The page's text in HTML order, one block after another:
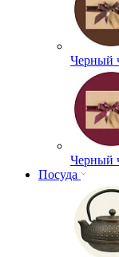
Черный
Черный
Посуда